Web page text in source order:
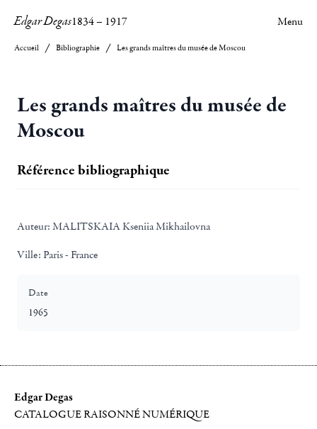
Edgar Degas1834– 1917 Menu
Accueil Bibliographie Les grands maîtres du musée de Moscou
Les grands maîtres du musée de
Moscou
Référence bibliographique
Auteur: MALITSKAIA Kseniia Mikhailovna
Ville: Paris - France
Date
1965
Edgar Degas
CATALOGUE RAISONNÉ NUMÉRIQUE